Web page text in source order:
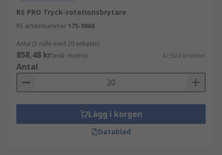
RS PRO Tryck-rotationsbrytare
RS-artikelnummer 175-9860
Antal (1 rulle med 20 enheter)
858,48 kr(exkl. moms) 42,924 kr/enhet
Antal
Lägg i korgen
Datablad